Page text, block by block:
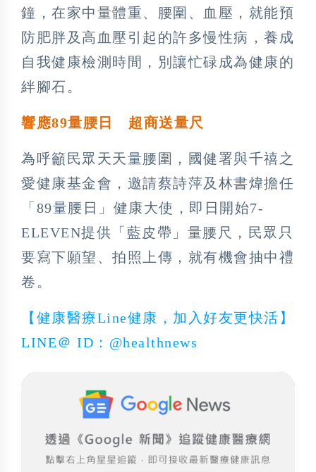
鐘，在家中量體重、腰圍、血壓，就能預
防肥胖及高血壓引起的許多慢性病，養成
自我健康檢測時間，別讓忙碌成為健康的
絆腳石。
響應89量腰日 超商送量尺
為呼籲民眾天天量腰圍，國健署與千禧之
愛健康基金會，邀請蔡詩萍及林書煒擔任
「89量腰日」健康大使，即日開始7-
ELEVEN提供「藍皮帶」量腰尺，民眾只
要寫下願望、拍照上傳，就有機會抽中禮
卷。
【健康醫療Line健康，加入好友更快活】
LINE＠ ID：@healthnews